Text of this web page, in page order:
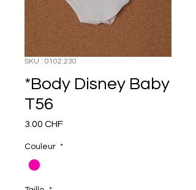
SKU : 0102.230
*Body Disney Baby
T56
3.00 CHFPrix
Couleur *